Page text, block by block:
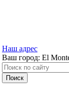
Наш адрес
Ваш город: El